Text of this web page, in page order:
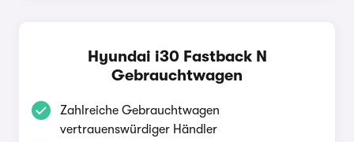
Hyundai i30 Fastback N
Gebrauchtwagen
Zahlreiche Gebrauchtwagen
vertrauenswürdiger Händler